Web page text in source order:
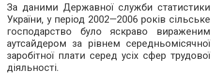
За даними Державної служби статистики
України, у період 2002—2006 років сільське
господарство було яскраво вираженим
аутсайдером за рівнем середньомісячної
заробітної плати серед усіх сфер трудової
діяльності.